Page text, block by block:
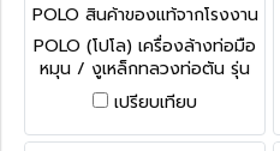
POLO สินค้าของแท้จากโรงงาน
ผู้ผลิต GQ-50S-4
POLO (โปโล) เครื่องล้างท่อมือ
หมุน / งูเหล็กทลวงท่อตัน รุ่น
GQ-50S-4 ความยาวสาย 6
เมตร เหมาะกับทำความสะอาดท่อ
ขนาด 20-75 มม (3/4 - 3 นิ้ว)
เปรียบเทียบ